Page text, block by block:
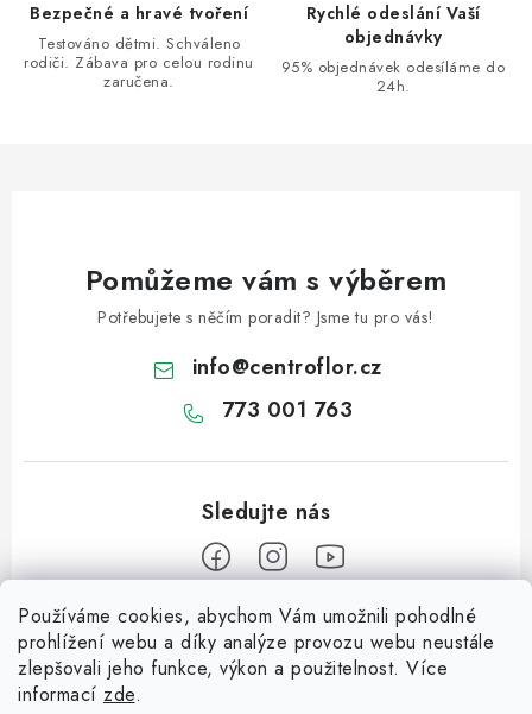
Používáme cookies, abychom Vám umožnili pohodlné
prohlížení webu a díky analýze provozu webu neustále
zlepšovali jeho funkce, výkon a použitelnost. Více
informací zde.
Bezpečné a hravé tvoření
Testováno dětmi. Schváleno
rodiči. Zábava pro celou rodinu
zaručena.
Rychlé odeslání Vaší
objednávky
95% objednávek odesíláme do
24h.
Pomůžeme vám s výběrem
Potřebujete s něčím poradit? Jsme tu pro vás!
info@centroflor.cz
773 001 763
Informace pro vás